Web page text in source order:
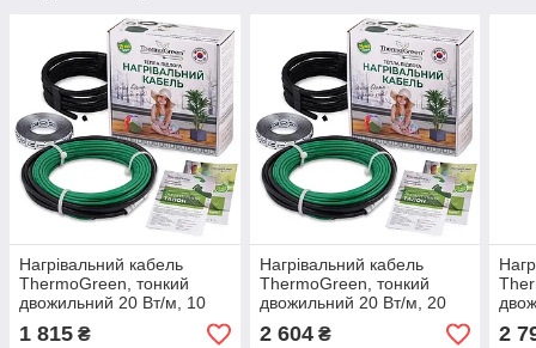
Нагрівальний кабель
ThermoGreen, тонкий
двожильний 20 Вт/м, 10
пог.м, 200 Вт
1 815 ₴
Нагрівальний кабель
ThermoGreen, тонкий
двожильний 20 Вт/м, 20
пог.м, 400 Вт
2 604₴ 2